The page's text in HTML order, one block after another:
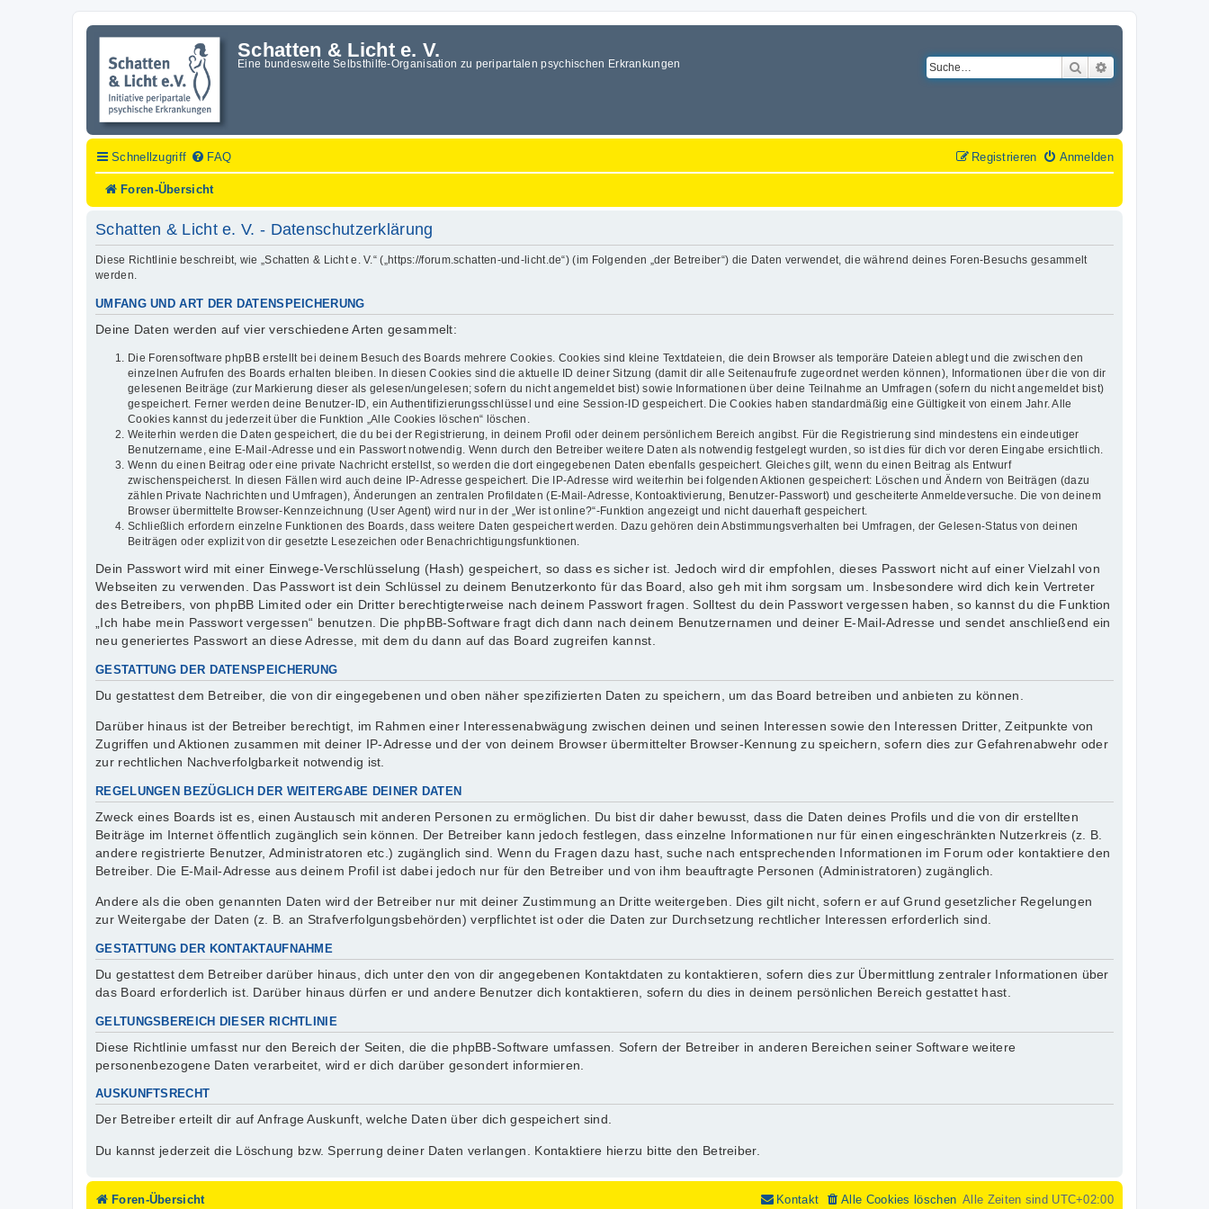
Schatten & Licht e. V.
Eine bundesweite Selbsthilfe-Organisation zu peripartalen psychischen Erkrankungen Suche
Schnellzugriff FAQ Anmelden
Registrieren
Foren-Übersicht
Schatten & Licht e. V. - Datenschutzerklärung
Diese Richtlinie beschreibt, wie „Schatten & Licht e. V.“ („https://forum.schatten-und-licht.de“) (im Folgenden „der Betreiber“) die Daten verwendet, die während deines Foren-Besuchs gesammelt
werden.
UMFANG UND ART DER DATENSPEICHERUNG
Deine Daten werden auf vier verschiedene Arten gesammelt:
Die Forensoftware phpBB erstellt bei deinem Besuch des Boards mehrere Cookies. Cookies sind kleine Textdateien, die dein Browser als temporäre Dateien ablegt und die zwischen den
einzelnen Aufrufen des Boards erhalten bleiben. In diesen Cookies sind die aktuelle ID deiner Sitzung (damit dir alle Seitenaufrufe zugeordnet werden können), Informationen über die von dir
gelesenen Beiträge (zur Markierung dieser als gelesen/ungelesen; sofern du nicht angemeldet bist) sowie Informationen über deine Teilnahme an Umfragen (sofern du nicht angemeldet bist)
gespeichert. Ferner werden deine Benutzer-ID, ein Authentifizierungsschlüssel und eine Session-ID gespeichert. Die Cookies haben standardmäßig eine Gültigkeit von einem Jahr. Alle
Cookies kannst du jederzeit über die Funktion „Alle Cookies löschen“ löschen.
Weiterhin werden die Daten gespeichert, die du bei der Registrierung, in deinem Profil oder deinem persönlichem Bereich angibst. Für die Registrierung sind mindestens ein eindeutiger
Benutzername, eine E-Mail-Adresse und ein Passwort notwendig. Wenn durch den Betreiber weitere Daten als notwendig festgelegt wurden, so ist dies für dich vor deren Eingabe ersichtlich.
Wenn du einen Beitrag oder eine private Nachricht erstellst, so werden die dort eingegebenen Daten ebenfalls gespeichert. Gleiches gilt, wenn du einen Beitrag als Entwurf
zwischenspeicherst. In diesen Fällen wird auch deine IP-Adresse gespeichert. Die IP-Adresse wird weiterhin bei folgenden Aktionen gespeichert: Löschen und Ändern von Beiträgen (dazu
zählen Private Nachrichten und Umfragen), Änderungen an zentralen Profildaten (E-Mail-Adresse, Kontoaktivierung, Benutzer-Passwort) und gescheiterte Anmeldeversuche. Die von deinem
Browser übermittelte Browser-Kennzeichnung (User Agent) wird nur in der „Wer ist online?“-Funktion angezeigt und nicht dauerhaft gespeichert.
Schließlich erfordern einzelne Funktionen des Boards, dass weitere Daten gespeichert werden. Dazu gehören dein Abstimmungsverhalten bei Umfragen, der Gelesen-Status von deinen
Beiträgen oder explizit von dir gesetzte Lesezeichen oder Benachrichtigungsfunktionen.
Dein Passwort wird mit einer Einwege-Verschlüsselung (Hash) gespeichert, so dass es sicher ist. Jedoch wird dir empfohlen, dieses Passwort nicht auf einer Vielzahl von
Webseiten zu verwenden. Das Passwort ist dein Schlüssel zu deinem Benutzerkonto für das Board, also geh mit ihm sorgsam um. Insbesondere wird dich kein Vertreter
des Betreibers, von phpBB Limited oder ein Dritter berechtigterweise nach deinem Passwort fragen. Solltest du dein Passwort vergessen haben, so kannst du die Funktion
„Ich habe mein Passwort vergessen“ benutzen. Die phpBB-Software fragt dich dann nach deinem Benutzernamen und deiner E-Mail-Adresse und sendet anschließend ein
neu generiertes Passwort an diese Adresse, mit dem du dann auf das Board zugreifen kannst.
GESTATTUNG DER DATENSPEICHERUNG
Du gestattest dem Betreiber, die von dir eingegebenen und oben näher spezifizierten Daten zu speichern, um das Board betreiben und anbieten zu können.
Darüber hinaus ist der Betreiber berechtigt, im Rahmen einer Interessenabwägung zwischen deinen und seinen Interessen sowie den Interessen Dritter, Zeitpunkte von
Zugriffen und Aktionen zusammen mit deiner IP-Adresse und der von deinem Browser übermittelter Browser-Kennung zu speichern, sofern dies zur Gefahrenabwehr oder
zur rechtlichen Nachverfolgbarkeit notwendig ist.
REGELUNGEN BEZÜGLICH DER WEITERGABE DEINER DATEN
Zweck eines Boards ist es, einen Austausch mit anderen Personen zu ermöglichen. Du bist dir daher bewusst, dass die Daten deines Profils und die von dir erstellten
Beiträge im Internet öffentlich zugänglich sein können. Der Betreiber kann jedoch festlegen, dass einzelne Informationen nur für einen eingeschränkten Nutzerkreis (z. B.
andere registrierte Benutzer, Administratoren etc.) zugänglich sind. Wenn du Fragen dazu hast, suche nach entsprechenden Informationen im Forum oder kontaktiere den
Betreiber. Die E-Mail-Adresse aus deinem Profil ist dabei jedoch nur für den Betreiber und von ihm beauftragte Personen (Administratoren) zugänglich.
Andere als die oben genannten Daten wird der Betreiber nur mit deiner Zustimmung an Dritte weitergeben. Dies gilt nicht, sofern er auf Grund gesetzlicher Regelungen
zur Weitergabe der Daten (z. B. an Strafverfolgungsbehörden) verpflichtet ist oder die Daten zur Durchsetzung rechtlicher Interessen erforderlich sind.
GESTATTUNG DER KONTAKTAUFNAHME
Du gestattest dem Betreiber darüber hinaus, dich unter den von dir angegebenen Kontaktdaten zu kontaktieren, sofern dies zur Übermittlung zentraler Informationen über
das Board erforderlich ist. Darüber hinaus dürfen er und andere Benutzer dich kontaktieren, sofern du dies in deinem persönlichen Bereich gestattet hast.
GELTUNGSBEREICH DIESER RICHTLINIE
Diese Richtlinie umfasst nur den Bereich der Seiten, die die phpBB-Software umfassen. Sofern der Betreiber in anderen Bereichen seiner Software weitere
personenbezogene Daten verarbeitet, wird er dich darüber gesondert informieren.
AUSKUNFTSRECHT
Der Betreiber erteilt dir auf Anfrage Auskunft, welche Daten über dich gespeichert sind.
Du kannst jederzeit die Löschung bzw. Sperrung deiner Daten verlangen. Kontaktiere hierzu bitte den Betreiber.
Foren-Übersicht Alle Zeiten sind UTC+02:00
Alle Cookies löschen
Kontakt